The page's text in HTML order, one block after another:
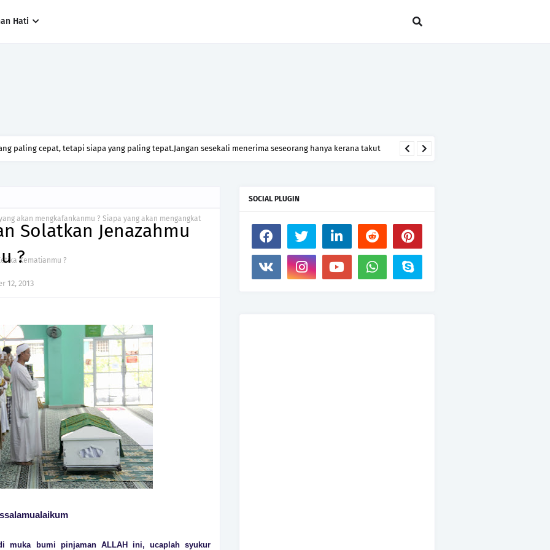
Hati
paling cepat, tetapi siapa yang paling tepat.Jangan sesekali menerima seseorang hanya kerana takut
akan mengkafankanmu ? Siapa yang akan mengangkat
Kematianmu ?
Solatkan Jenazahmu
?
12, 2013
muka bumi pinjaman ALLAH ini, ucaplah syukur
SOCIAL PLUGIN